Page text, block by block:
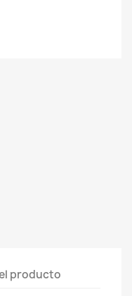
producto